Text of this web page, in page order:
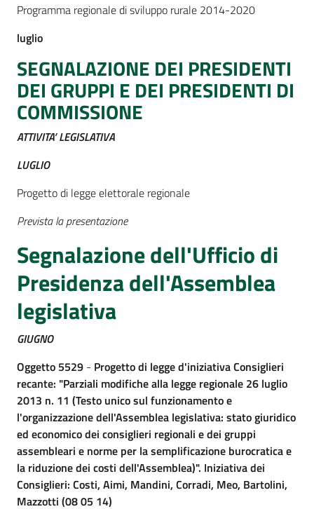
Programma regionale di sviluppo rurale 2014-2020
luglio
SEGNALAZIONE DEI PRESIDENTI
DEI GRUPPI E DEI PRESIDENTI DI
COMMISSIONE
ATTIVITA’ LEGISLATIVA
LUGLIO
Progetto di legge elettorale regionale
Prevista la presentazione
Segnalazione dell'Ufficio di
Presidenza dell'Assemblea
legislativa
GIUGNO
Oggetto 5529 - Progetto di legge d'iniziativa Consiglieri
recante: "Parziali modifiche alla legge regionale 26 luglio
2013 n. 11 (Testo unico sul funzionamento e
l'organizzazione dell'Assemblea legislativa: stato giuridico
ed economico dei consiglieri regionali e dei gruppi
assembleari e norme per la semplificazione burocratica e
la riduzione dei costi dell'Assemblea)". Iniziativa dei
Consiglieri: Costi, Aimi, Mandini, Corradi, Meo, Bartolini,
Mazzotti (08 05 14)